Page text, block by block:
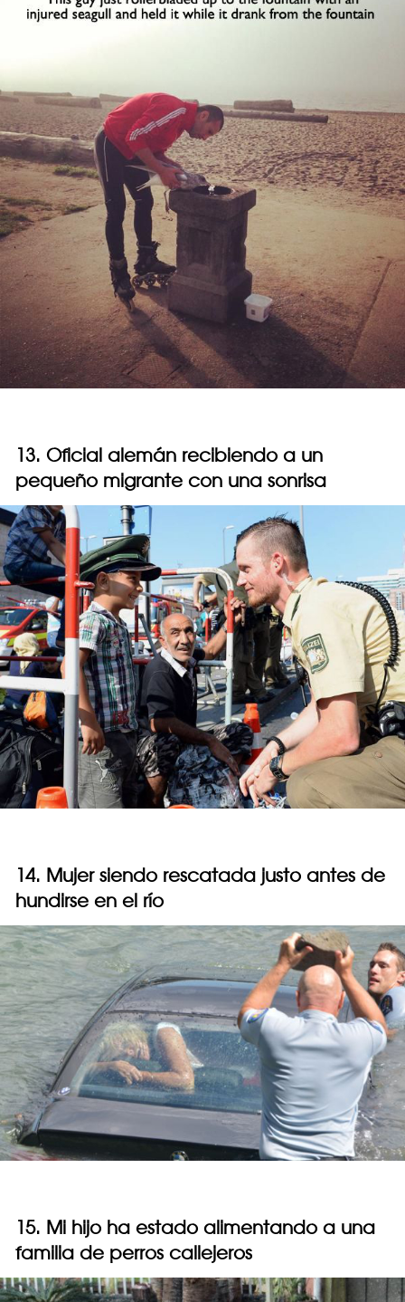
13. Oficial alemán recibiendo a un
pequeño migrante con una sonrisa
14. Mujer siendo rescatada justo antes de
hundirse en el río
15. Mi hijo ha estado alimentando a una
familia de perros callejeros